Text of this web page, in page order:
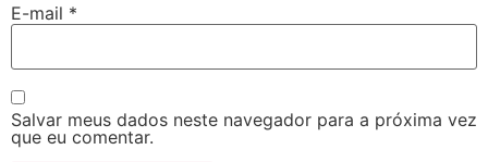
E-mail *
Salvar meus dados neste navegador para a próxima vez
que eu comentar.